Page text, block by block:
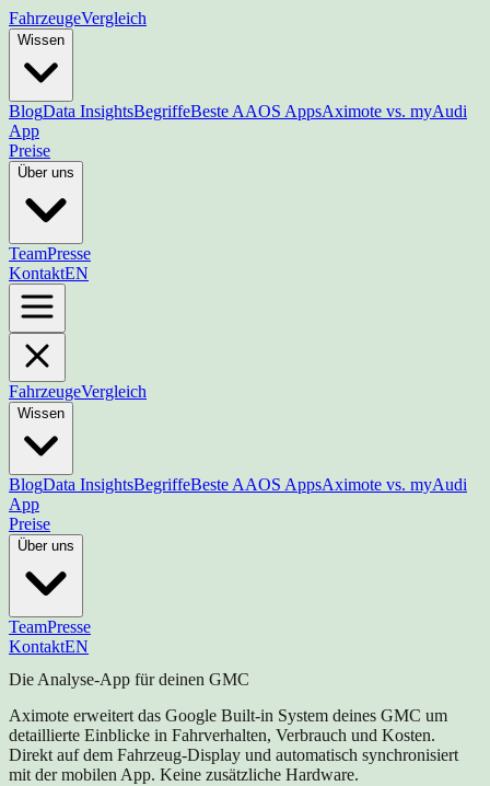
FahrzeugeVergleich
Wissen
BlogData InsightsBegriffeBeste AAOS AppsAximote vs. myAudi
App
Preise
Über uns
TeamPresse
KontaktEN
FahrzeugeVergleich
Wissen
BlogData InsightsBegriffeBeste AAOS AppsAximote vs. myAudi
App
Preise
Über uns
TeamPresse
KontaktEN
Die Analyse-App für deinen GMC
Aximote erweitert das Google Built-in System deines GMC um
detaillierte Einblicke in Fahrverhalten, Verbrauch und Kosten.
Direkt auf dem Fahrzeug-Display und automatisch synchronisiert
mit der mobilen App. Keine zusätzliche Hardware.